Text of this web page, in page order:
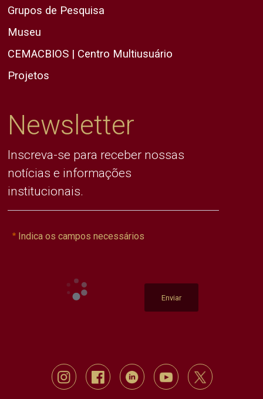
Grupos de Pesquisa
Museu
CEMACBIOS | Centro Multiusuário
Projetos
Newsletter
Inscreva-se para receber nossas
notícias e informações
institucionais.
Indica os campos necessários
Enviar